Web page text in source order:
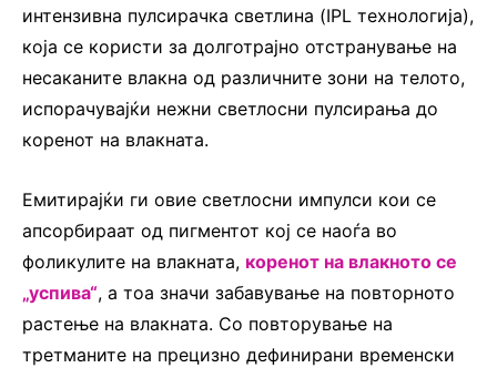
интензивна пулсирачка светлина (IPL технологија),
која се користи за долготрајно отстранување на
несаканите влакна од различните зони на телото,
испорачувајќи нежни светлосни пулсирања до
коренот на влакната.
Емитирајќи ги овие светлосни импулси кои се
апсорбираат од пигментот кој се наоѓа во
фоликулите на влакната, коренот на влакното се
„успива“, а тоа значи забавување на повторното
растење на влакната. Со повторување на
третманите на прецизно дефинирани временски